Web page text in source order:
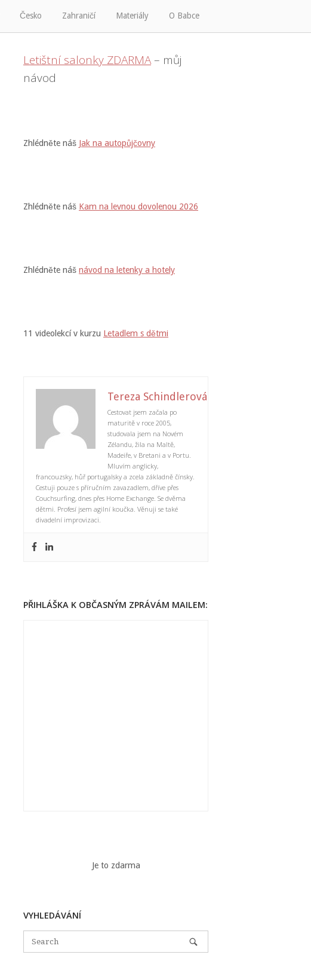
Česko Zahraničí Materiály O Babce
Letištní salonky ZDARMA– můj
návod
Zhlédněte náš Jak na autopůjčovny
Zhlédněte náš Kam na levnou dovolenou 2026
Zhlédněte náš návod na letenky a hotely
11 videolekcí v kurzu Letadlem s dětmi
Tereza Schindlerová
Cestovat jsem začala po
maturitě v roce 2005,
studovala jsem na Novém
Zélandu, žila na Maltě,
Madeiře, v Bretani a v Portu.
Mluvím anglicky,
francouzsky, hůř portugalsky a zcela základně čínsky.
Cestuji pouze s příručním zavazadlem, dříve přes
Couchsurfing, dnes přes Home Exchange. Se dvěma
dětmi. Profesí jsem agilní koučka. Věnuji se také
divadelní improvizaci.
PŘIHLÁŠKA K OBČASNÝM ZPRÁVÁM MAILEM:
Je to zdarma
VYHLEDÁVÁNÍ